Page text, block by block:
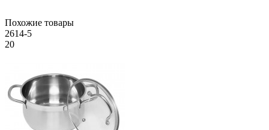
Похожие товары
2614-5
20